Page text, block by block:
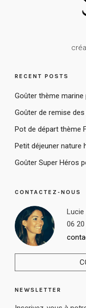
RECENT POSTS
Goûter thème marine
Goûter de remise
Pot de départ thème
Petit déjeuner nature
Goûter Super Héros
CONTACTEZ-NOUS
Lucie
06
NEWSLETTER